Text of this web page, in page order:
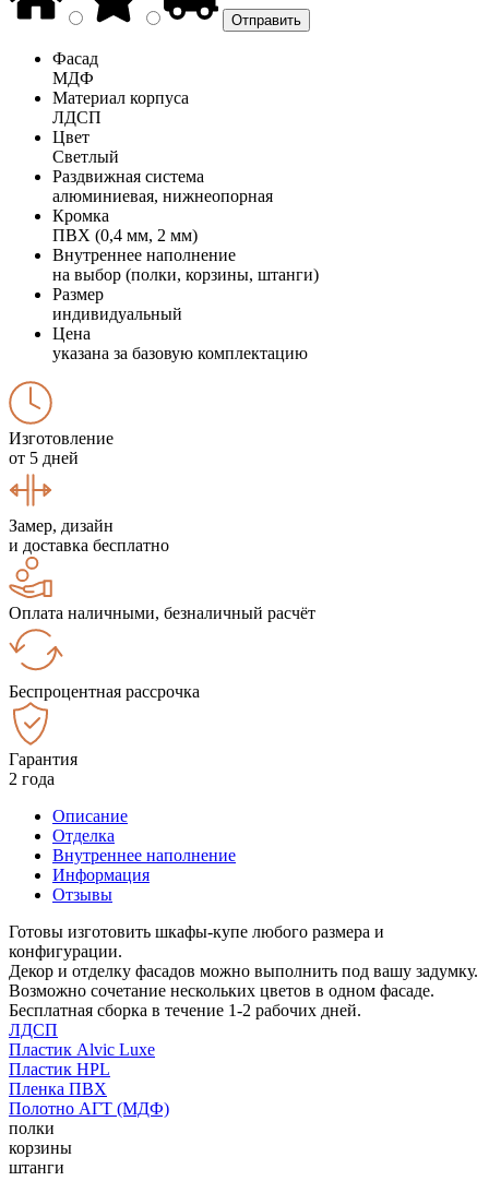
Фасад
МДФ
Материал корпуса
ЛДСП
Цвет
Светлый
Раздвижная система
алюминиевая, нижнеопорная
Кромка
ПВХ (0,4 мм, 2 мм)
Внутреннее наполнение
на выбор (полки, корзины, штанги)
Размер
индивидуальный
Цена
указана за базовую комплектацию
Изготовление
от 5 дней
Замер, дизайн
и доставка бесплатно
Оплата наличными, безналичный расчёт
Беспроцентная рассрочка
Гарантия
2 года
Описание
Отделка
Внутреннее наполнение
Информация
Отзывы
Готовы изготовить шкафы-купе любого размера и
конфигурации.
Декор и отделку фасадов можно выполнить под вашу задумку.
Возможно сочетание нескольких цветов в одном фасаде.
Бесплатная сборка в течение 1-2 рабочих дней.
ЛДСП
Пластик Alvic Luxe
Пластик HPL
Пленка ПВХ
Полотно АГТ (МДФ)
полки
корзины
штанги